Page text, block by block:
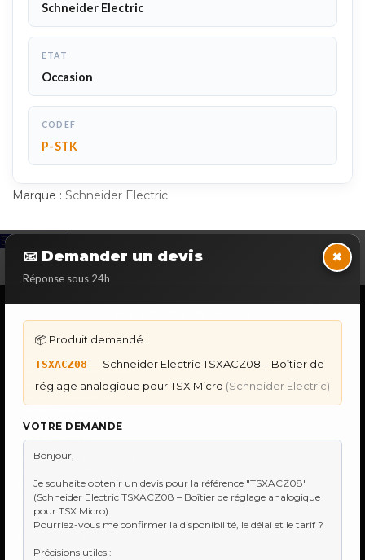
Schneider Electric
ETAT
Occasion
CODEF
P-STK
Marque : Schneider Electric
📧 Demander un devis
Réponse sous 24h
×
📦 Produit demandé :
TSXACZ08 — Schneider Electric TSXACZ08 – Boîtier de
réglage analogique pour TSX Micro (Schneider Electric)
VOTRE DEMANDE
Back to Top
DÉPANNAGE AUTOMATES
Dépannage Siemens S7
Dépannage Omron Sysmac
IHM & PUPITRES
IHM Lauer PCS — Récupération Programme
Maintenance Automatisme Industriel
Recherche & Sourcing piéce rare
Toulouse & Sud-Ouest
Réparation IHM & tactile
Allen-Bradley & Rockwell